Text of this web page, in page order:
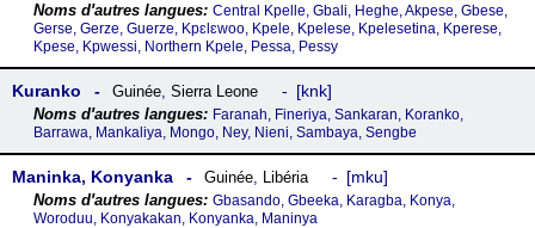
Central Kpelle, Gbali, Heghe, Akpese, Gbese,
Gerse, Gerze, Guerze, Kpɛlɛwoo, Kpele, Kpelese, Kpelesetina, Kperese,
Kpese, Kpwessi, Northern Kpele, Pessa, Pessy
Kuranko Guinée, Sierra Leone knk
Faranah, Fineriya, Sankaran, Koranko,
Barrawa, Mankaliya, Mongo, Ney, Nieni, Sambaya, Sengbe
Maninka, Konyanka Guinée, Libéria mku
Gbasando, Gbeeka, Karagba, Konya,
Woroduu, Konyakakan, Konyanka, Maninya